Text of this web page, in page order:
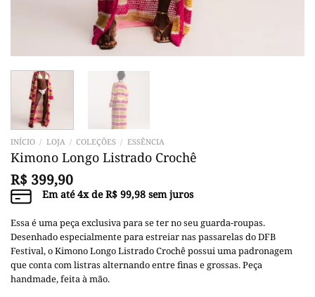
INÍCIO / LOJA / COLEÇÕES / ESSÊNCIA
Kimono Longo Listrado Crochê
R$ 399,90
Em até4x deR$ 99,98 sem juros
Essa é uma peça exclusiva para se ter no seu guarda-roupas.
Desenhado especialmente para estreiar nas passarelas do DFB
Festival, o Kimono Longo Listrado Crochê possui uma padronagem
que conta com listras alternando entre finas e grossas. Peça
handmade, feita à mão.